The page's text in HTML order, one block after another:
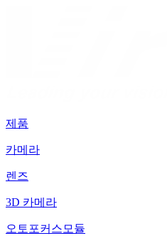
제품
카메라
렌즈
3D 카메라
오토포커스모듈